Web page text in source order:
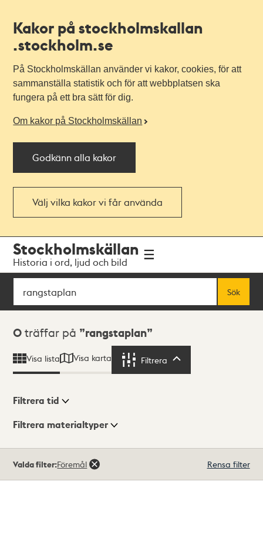
Kakor på stockholmskallan
.stockholm.se
På Stockholmskällan använder vi kakor, cookies, för att
sammanställa statistik och för att webbplatsen ska
fungera på ett bra sätt för dig.
Om kakor på Stockholmskällan
Godkänn alla kakor
Välj vilka kakor vi får använda
navigationen
huvudinnehållet
Stockholmskällan
Historia i ord, ljud och bild
Sök
Sök
Sökresultat
0 träffar på rangstaplan
Visa lista Visa karta Filtrera
Visningsläge
Filtrera tid
Filtrera materialtyper
träffar
Valda filter:Föremål Rensa filter